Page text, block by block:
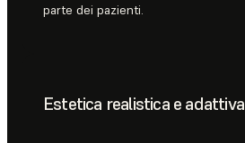
parte dei pazienti.
Estetica realistica e adattiva